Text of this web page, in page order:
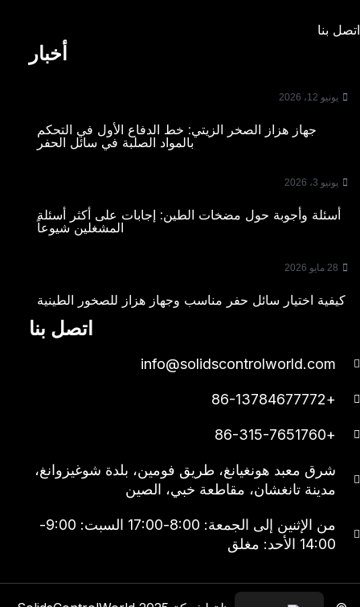
اتصل بنا
أخبار
يونيو 12، 2026
جهاز هزاز الصخر الزيتي: خط الدفاع الأول في التحكم
بالمواد الصلبة في سائل الحفر
يونيو 3، 2026
أسئلة وأجوبة حول مضخات الطين: إجابات على أكثر أسئلة
المشغلين شيوعاً
28 مايو 2026
كيفية اختيار سائل حفر مناسب وجهاز هزاز للصخور الطينية
اتصل بنا
info@solidscontrolworld.com
+86-13784677772
+86-315-7651760
شرق معبد هونغيانغ، طريق فومين، بلدة شوغيزوانغ،
مدينة تانغشان، مقاطعة خبي، الصين
من الإثنين إلى الجمعة: 8:00-17:00 السبت: 9:00-
14:00 الأحد: مغلق